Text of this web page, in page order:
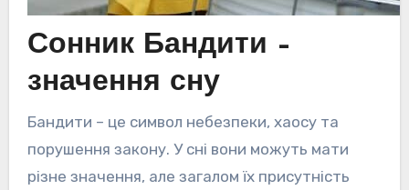
Сонник Бандити –
значення сну
Бандити – це символ небезпеки, хаосу та
порушення закону. У сні вони можуть мати
різне значення, але загалом їх присутність